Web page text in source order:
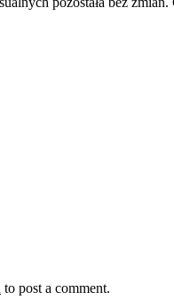
to post a comment.